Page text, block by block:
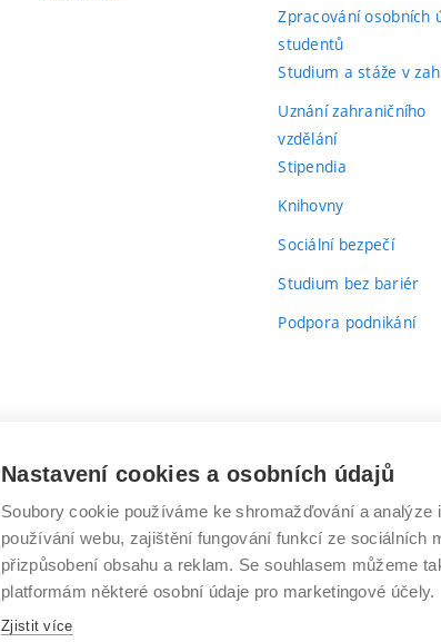
Zpracování osobních
studentů
Studium a stáže v
Uznání zahraničního
vzdělání
Stipendia
Knihovny(externí
Sociální bezpečí
Studium bez bariér
Podpora podnikání
Vysoké
učení
technické
v
VYSOKÉ UČENÍ
Antonínská 548/1
602 00 Brno
Nastavení cookies a osobních údajů
Soubory cookie používáme ke shromažďování a analýze
používání webu, zajištění fungování funkcí ze sociálních
přizpůsobení obsahu a reklam. Se souhlasem můžeme
platformám některé osobní údaje pro marketingové účely.
Zjistit více